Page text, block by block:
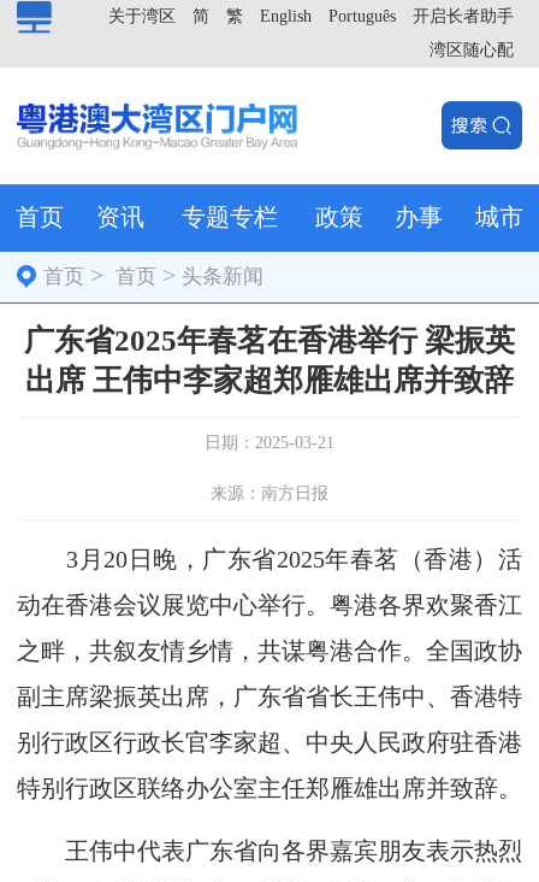
开启长者助手
Português
English
繁
简
关于湾区
湾区随心配
首页 资讯 专题专栏 政策 办事 城市
首页 >首页 > 头条新闻
广东省2025年春茗在香港举行 梁振英
出席 王伟中李家超郑雁雄出席并致辞
日期：2025-03-21
来源：南方日报
3月20日晚，广东省2025年春茗（香港）活
动在香港会议展览中心举行。粤港各界欢聚香江
之畔，共叙友情乡情，共谋粤港合作。全国政协
副主席梁振英出席，广东省省长王伟中、香港特
别行政区行政长官李家超、中央人民政府驻香港
特别行政区联络办公室主任郑雁雄出席并致辞。
王伟中代表广东省向各界嘉宾朋友表示热烈